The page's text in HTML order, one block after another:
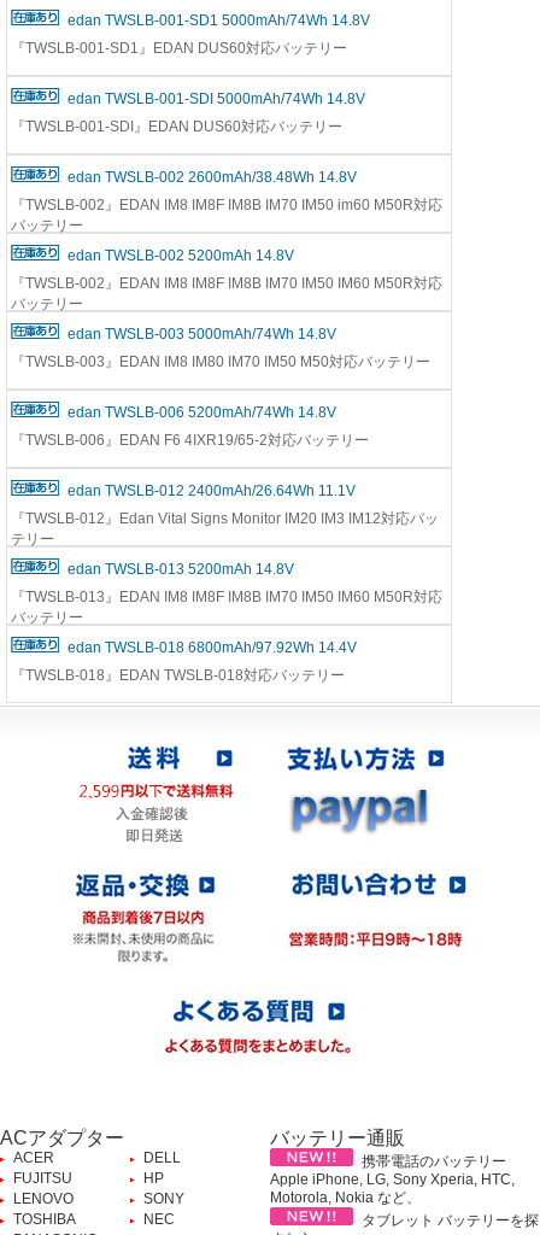
edan TWSLB-001-SD1 5000mAh/74Wh 14.8V
『TWSLB-001-SD1』EDAN DUS60対応バッテリー
edan TWSLB-001-SDI 5000mAh/74Wh 14.8V
『TWSLB-001-SDI』EDAN DUS60対応バッテリー
edan TWSLB-002 2600mAh/38.48Wh 14.8V
『TWSLB-002』EDAN IM8 IM8F IM8B IM70 IM50 im60 M50R対応
バッテリー
edan TWSLB-002 5200mAh 14.8V
『TWSLB-002』EDAN IM8 IM8F IM8B IM70 IM50 IM60 M50R対応
バッテリー
edan TWSLB-003 5000mAh/74Wh 14.8V
『TWSLB-003』EDAN IM8 IM80 IM70 IM50 M50対応バッテリー
edan TWSLB-006 5200mAh/74Wh 14.8V
『TWSLB-006』EDAN F6 4IXR19/65-2対応バッテリー
edan TWSLB-012 2400mAh/26.64Wh 11.1V
『TWSLB-012』Edan Vital Signs Monitor IM20 IM3 IM12対応バッ
テリー
edan TWSLB-013 5200mAh 14.8V
『TWSLB-013』EDAN IM8 IM8F IM8B IM70 IM50 IM60 M50R対応
バッテリー
edan TWSLB-018 6800mAh/97.92Wh 14.4V
『TWSLB-018』EDAN TWSLB-018対応バッテリー
ACアダプター
ACER
DELL
FUJITSU
HP
LENOVO
SONY
TOSHIBA
NEC
バッテリー通販
携帯電話のバッテリー
Apple iPhone, LG, Sony Xperia, HTC,
Motorola, Nokia など、
タブレット バッテリーを探